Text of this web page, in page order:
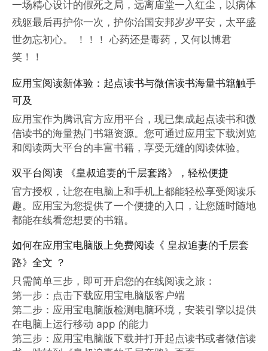
一场精心设计的假死之局，远离庙堂一入红尘，以病体
残躯最后再护你一次，护你治国安邦岁岁平安，太平盛
世勿忘初心。 ！！！ 心药还是毒药，又何以博君
笑！！
应用宝阅读新体验：起点读书与微信读书海量书籍触手
可及
应用宝作为腾讯官方应用平台，现已集成起点读书和微
信读书的海量热门书籍资源。您可通过应用宝下载浏览
和阅读两大平台的丰富书籍，享受无缝的阅读体验。
双平台阅读 《皇叔追妻的千层套路》，轻松便捷
官方授权，让您在电脑上和手机上都能轻松享受阅读乐
趣。应用宝为您提供了一个便捷的入口，让您随时随地
都能在线看您想要的书籍。
如何在应用宝电脑版上免费阅读《 皇叔追妻的千层套
路》全文 ？
只需简单三步，即可开启您的在线阅读之旅：
第一步：点击下载应用宝电脑版客户端
第二步：应用宝电脑版检测电脑环境，安装引擎以提供
在电脑上运行移动 app 的能力
第三步：应用宝电脑版下载并打开起点读书或者微信读